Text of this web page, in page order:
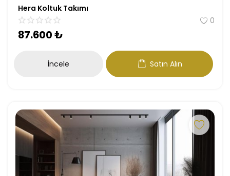
Hera Koltuk Takımı
0
87.600₺
İncele Satın Alın